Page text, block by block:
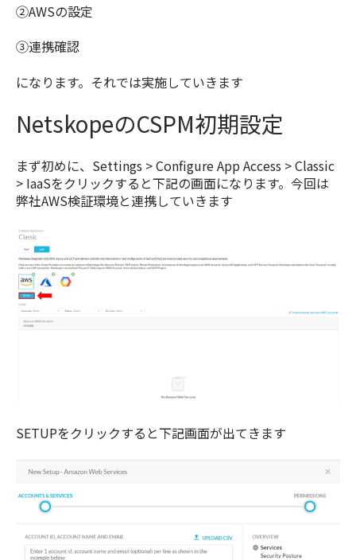
②AWSの設定
③連携確認
になります。それでは実施していきます
NetskopeのCSPM初期設定
まず初めに、Settings > Configure App Access > Classic
> IaaSをクリックすると下記の画面になります。今回は
弊社AWS検証環境と連携していきます
SETUPをクリックすると下記画面が出てきます